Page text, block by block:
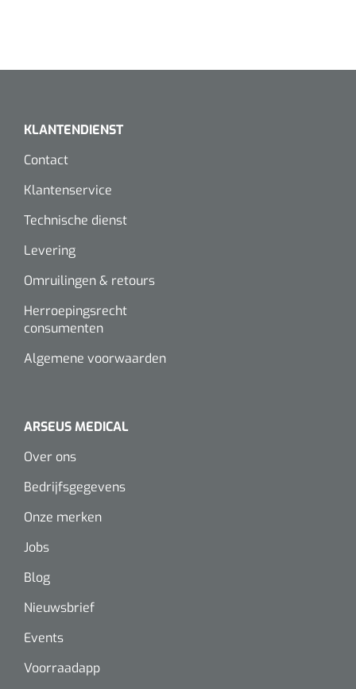
Steriele velden
Schuimverbanden
Hydrogel
Diversen
Kleeflaag removers
Watten
Wondreinigers
KLANTENDIENST
Contact
Klantenservice
Technische dienst
Levering
Omruilingen & retours
Herroepingsrecht
consumenten
Algemene voorwaarden
ARSEUS MEDICAL
Over ons
Bedrijfsgegevens
Onze merken
Jobs
Blog
Nieuwsbrief
Events
Voorraadapp